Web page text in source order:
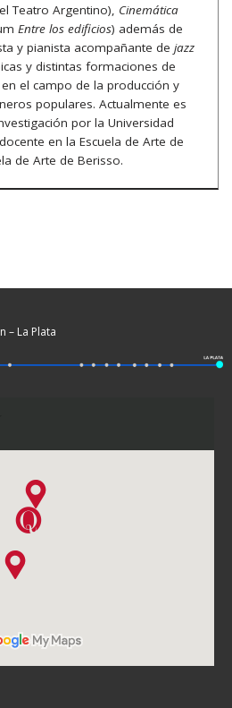
Teatro Argentino), Cinemática
Entre los edificios) además de
y pianista acompañante de jazz
y distintas formaciones de
el campo de la producción y
populares. Actualmente es
por la Universidad
en la Escuela de Arte de
de Arte de Berisso.
– La Plata